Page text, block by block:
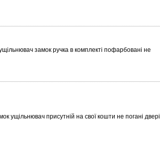
замок ручка в комплекті пофарбовані не
ущільнювач присутній на свої кошти не погані двері